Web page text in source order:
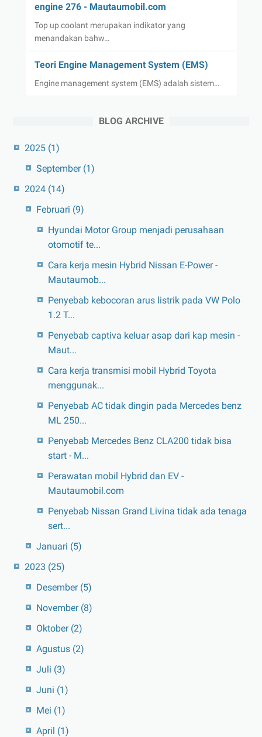
engine 276 - Mautaumobil.com
Top up coolant merupakan indikator yang
menandakan bahw…
Teori Engine Management System (EMS)
Engine management system (EMS) adalah sistem…
BLOG ARCHIVE
2025 (1)
September (1)
2024 (14)
Februari (9)
Hyundai Motor Group menjadi perusahaan
otomotif te...
Cara kerja mesin Hybrid Nissan E-Power -
Mautaumob...
Penyebab kebocoran arus listrik pada VW Polo
1.2 T...
Penyebab captiva keluar asap dari kap mesin -
Maut...
Cara kerja transmisi mobil Hybrid Toyota
menggunak...
Penyebab AC tidak dingin pada Mercedes benz
ML 250...
Penyebab Mercedes Benz CLA200 tidak bisa
start - M...
Perawatan mobil Hybrid dan EV -
Mautaumobil.com
Penyebab Nissan Grand Livina tidak ada tenaga
sert...
Januari (5)
2023 (25)
Desember (5)
November (8)
Oktober (2)
Agustus (2)
Juli (3)
Juni (1)
Mei (1)
April (1)